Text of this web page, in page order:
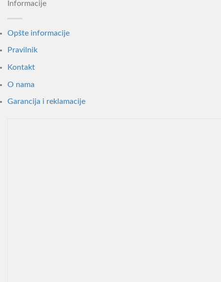
Informacije
Opšte informacije
Pravilnik
Kontakt
O nama
Garancija i reklamacije